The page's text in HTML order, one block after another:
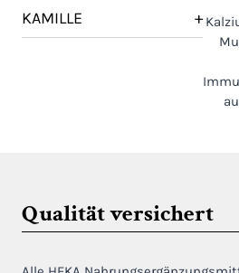
KAMILLE +
Qualität versichert